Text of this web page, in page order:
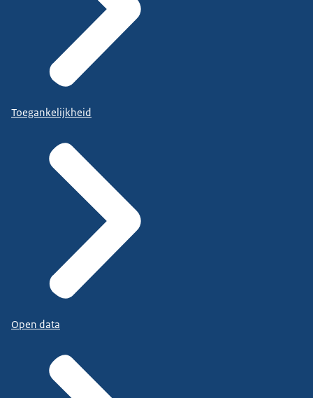
Toegankelijkheid
Open data